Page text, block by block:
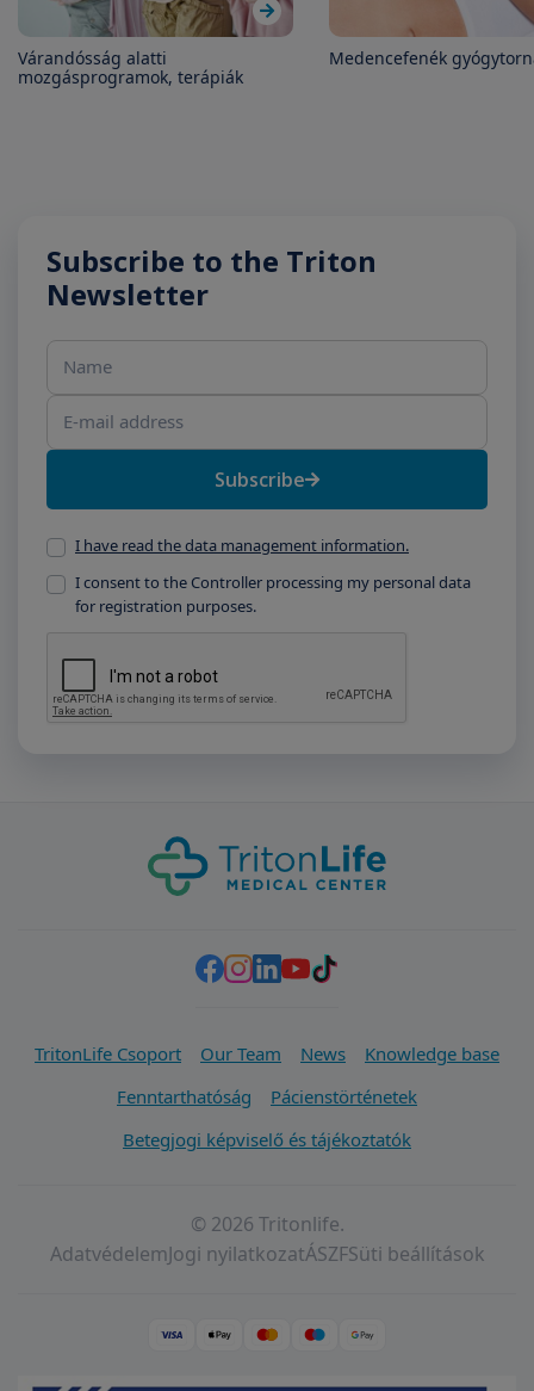
Várandósság alatti
mozgásprogramok, terápiák
Medencefenék
Subscribe to the Triton
Newsletter
Subscribe
I have read the data management information.
I consent to the Controller processing my personal data
for registration purposes.
TritonLife Csoport Our Team News
Knowledge base
Fenntarthatóság
Pácienstörténetek
Betegjogi képviselő és tájékoztatók
© 2026 Tritonlife.
AdatvédelemJogi nyilatkozatÁSZFSüti beállítások